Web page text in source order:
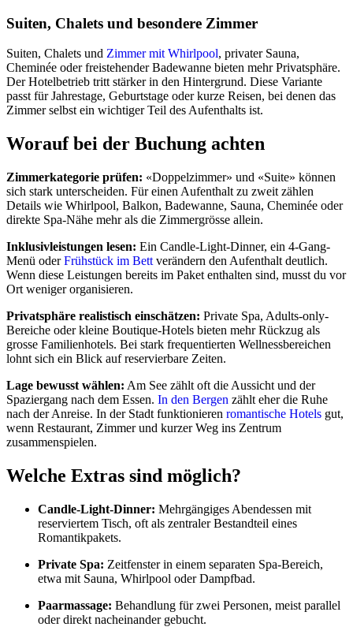
Suiten, Chalets und besondere Zimmer
Suiten, Chalets und Zimmer mit Whirlpool, privater Sauna,
Cheminée oder freistehender Badewanne bieten mehr Privatsphäre.
Der Hotelbetrieb tritt stärker in den Hintergrund. Diese Variante
passt für Jahrestage, Geburtstage oder kurze Reisen, bei denen das
Zimmer selbst ein wichtiger Teil des Aufenthalts ist.
Worauf bei der Buchung achten
Zimmerkategorie prüfen: «Doppelzimmer» und «Suite» können
sich stark unterscheiden. Für einen Aufenthalt zu zweit zählen
Details wie Whirlpool, Balkon, Badewanne, Sauna, Cheminée oder
direkte Spa-Nähe mehr als die Zimmergrösse allein.
Inklusivleistungen lesen: Ein Candle-Light-Dinner, ein 4-Gang-
Menü oderFrühstück im Bett verändern den Aufenthalt deutlich.
Wenn diese Leistungen bereits im Paket enthalten sind, musst du vor
Ort weniger organisieren.
Privatsphäre realistisch einschätzen: Private Spa, Adults-only-
Bereiche oder kleine Boutique-Hotels bieten mehr Rückzug als
grosse Familienhotels. Bei stark frequentierten Wellnessbereichen
lohnt sich ein Blick auf reservierbare Zeiten.
Lage bewusst wählen: Am See zählt oft die Aussicht und der
Spaziergang nach dem Essen. In den Bergen zählt eher die Ruhe
nach der Anreise. In der Stadt funktionieren romantische Hotels gut,
wenn Restaurant, Zimmer und kurzer Weg ins Zentrum
zusammenspielen.
Welche Extras sind möglich?
Candle-Light-Dinner: Mehrgängiges Abendessen mit
reserviertem Tisch, oft als zentraler Bestandteil eines
Romantikpakets.
Private Spa: Zeitfenster in einem separaten Spa-Bereich,
etwa mit Sauna, Whirlpool oder Dampfbad.
Paarmassage: Behandlung für zwei Personen, meist parallel
oder direkt nacheinander gebucht.